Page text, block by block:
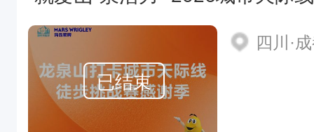
已结束
四川·